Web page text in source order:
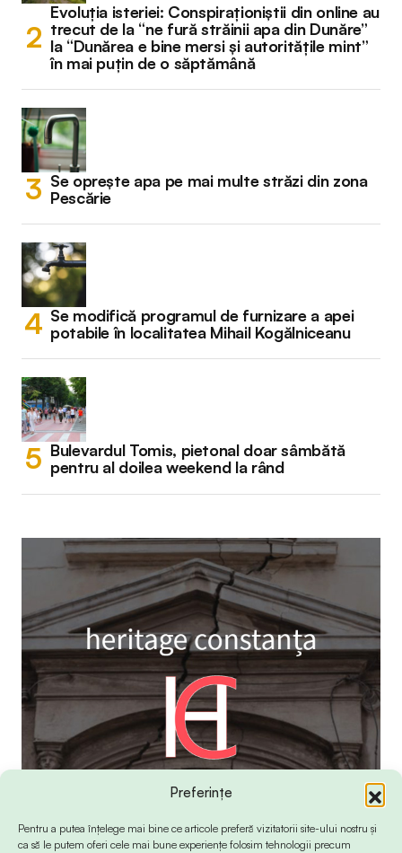
Preferințe
Pentru a putea înțelege mai bine ce articole preferă vizitatorii site-ului nostru și
ca să le putem oferi cele mai bune experiențe folosim tehnologii precum
Evoluția isteriei: Conspiraționiștii din online au
trecut de la “ne fură străinii apa din Dunăre”
la “Dunărea e bine mersi și autoritățile mint”
în mai puțin de o săptămână
Se oprește apa pe mai multe străzi din zona
Pescărie
Se modifică programul de furnizare a apei
potabile în localitatea Mihail Kogălniceanu
Bulevardul Tomis, pietonal doar sâmbătă
pentru al doilea weekend la rând